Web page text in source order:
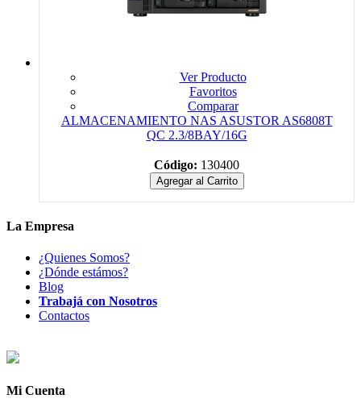
Ver Producto
Favoritos
Comparar
ALMACENAMIENTO NAS ASUSTOR AS6808T
QC 2.3/8BAY/16G
Código: 130400
Agregar al Carrito
La Empresa
¿Quienes Somos?
¿Dónde estámos?
Blog
Trabajá con Nosotros
Contactos
Mi Cuenta